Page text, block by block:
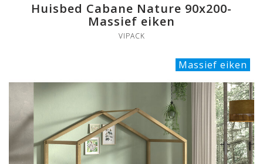
Huisbed Cabane Nature 90x200-
Massief eiken
VIPACK
Massief eiken